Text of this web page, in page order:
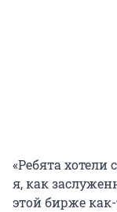
«Ребята хотели
я, как
этой бирже